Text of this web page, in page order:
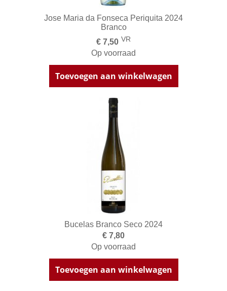
Jose Maria da Fonseca Periquita 2024
Branco
€ 7,50 VR
Op voorraad
Toevoegen aan winkelwagen
Bucelas Branco Seco 2024
€ 7,80
Op voorraad
Toevoegen aan winkelwagen